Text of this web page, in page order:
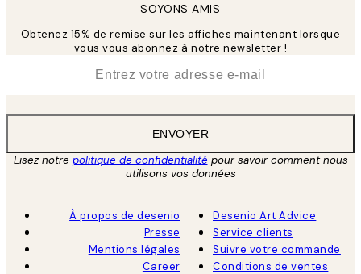
SOYONS AMIS
Obtenez 15% de remise sur les affiches maintenant lorsque
vous vous abonnez à notre newsletter !
ENVOYER
Lisez notre politique de confidentialitépour savoir comment nous
utilisons vos données
À propos de desenio
Presse
Mentions légales
Career
Desenio Art Advice
Service clients
Suivre votre commande
Conditions de ventes